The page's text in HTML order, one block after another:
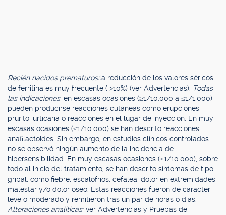
Recién nacidos prematuros:la reducción de los valores séricos
de ferritina es muy frecuente ( >10%) (ver Advertencias). Todas
las indicaciones: en escasas ocasiones (≥1/10.000 a ≤1/1.000)
pueden producirse reacciones cutáneas como erupciones,
prurito, urticaria o reacciones en el lugar de inyección. En muy
escasas ocasiones (≤1/10.000) se han descrito reacciones
anafilactoides. Sin embargo, en estudios clínicos controlados
no se observó ningún aumento de la incidencia de
hipersensibilidad. En muy escasas ocasiones (≤1/10.000), sobre
todo al inicio del tratamiento, se han descrito síntomas de tipo
gripal, como fiebre, escalofríos, cefalea, dolor en extremidades,
malestar y/o dolor óseo. Estas reacciones fueron de carácter
leve o moderado y remitieron tras un par de horas o días.
Alteraciones analíticas:ver Advertencias y Pruebas de